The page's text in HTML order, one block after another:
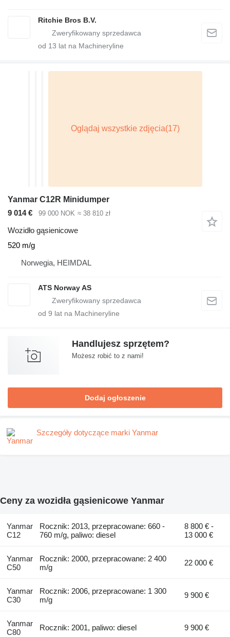
Ritchie Bros B.V.
od 13 lat na Machineryline
Yanmar C12R Minidumper
9 014 €
99 000 NOK ≈ 38 810 zł
Wozidło gąsienicowe
520 m/g
Norwegia, HEIMDAL
ATS Norway AS
od 9 lat na Machineryline
Handlujesz sprzętem?
Możesz robić to z nami!
Dodaj ogłoszenie
Szczegóły dotyczące marki Yanmar
Ceny za wozidła gąsienicowe Yanmar
Yanmar
C12
Rocznik: 2013, przepracowane: 660 -
760 m/g, paliwo: diesel
8 800 € -
13 000 €
Yanmar
C50
Rocznik: 2000, przepracowane: 2 400
m/g
22 000 €
Yanmar
C30
Rocznik: 2006, przepracowane: 1 300
m/g
9 900 €
Yanmar
C80
Rocznik: 2001, paliwo: diesel 9 900 €